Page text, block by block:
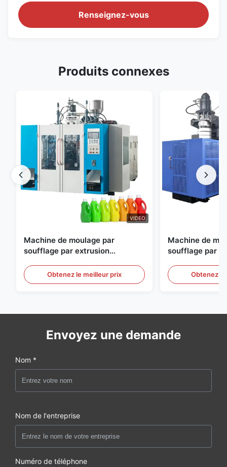
Renseignez-vous
Produits connexes
VIDEO
Machine de moulage par
soufflage par extrusion
Obtenez le meilleur prix
Machine de
soufflage par
moulage par
automatique
Obtenez
Envoyez une demande
Nom *
Nom de l'entreprise
Numéro de téléphone